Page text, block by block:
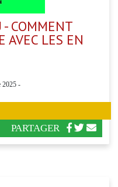
- COMMENT
AVEC LES EN
2025 -
PARTAGER